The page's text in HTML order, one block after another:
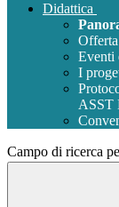
Didattica
Eventi
I
ASST
Campo di ricerca